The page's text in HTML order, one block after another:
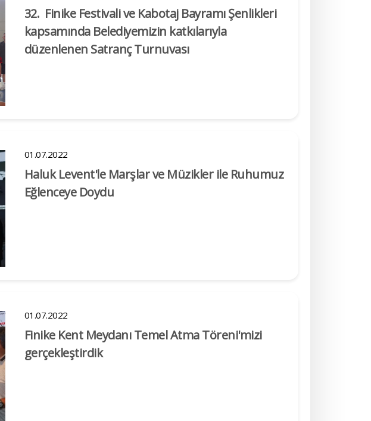
32. Finike Festivali ve Kabotaj Bayramı Şenlikleri
kapsamında Belediyemizin katkılarıyla
düzenlenen Satranç Turnuvası
01.07.2022
Haluk Levent'le Marşlar ve Müzikler ile Ruhumuz
Eğlenceye Doydu
01.07.2022
Finike Kent Meydanı Temel Atma Töreni'mizi
gerçekleştirdik